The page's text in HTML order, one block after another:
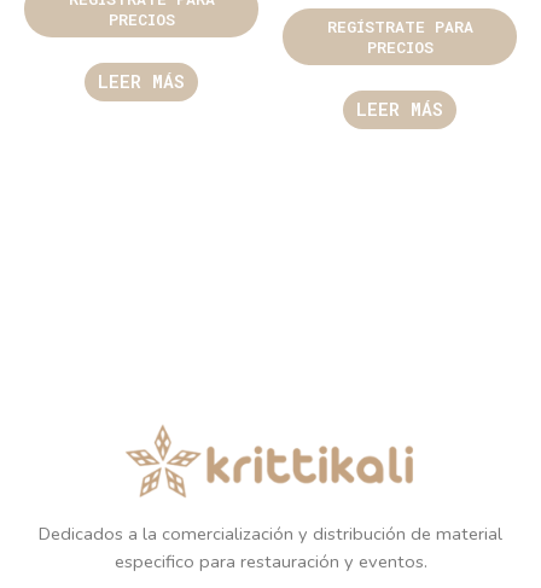
PRECIOS
LEER MÁS
REGÍSTRATE PARA
PRECIOS
LEER MÁS
Dedicados a la comercialización y distribución de material
especifico para restauración y eventos.